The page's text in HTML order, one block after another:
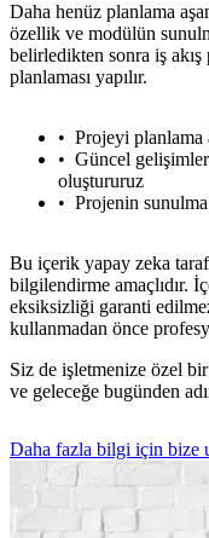
Daha henüz planlama
özellik ve modülün
belirledikten sonra iş akış
planlaması yapılır.
Projeyi planlama
Güncel
oluştururuz
Projenin
Bu içerik yapay zeka
bilgilendirme amaçlıdır.
eksiksizliği garanti
kullanmadan önce
Siz de işletmenize özel
ve geleceğe bugünden
Daha fazla bilgi için bize